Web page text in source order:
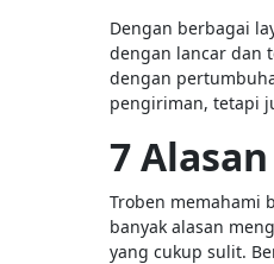
Dengan berbagai
dengan lancar dan
dengan
pengiriman, tetapi
7
Troben memahami
banyak alasan
yang cukup sulit.